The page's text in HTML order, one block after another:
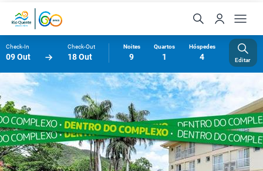
Check-In
09 Out
Check-Out
18 Out
Noites
9
Quartos
1
Hóspedes
4 Editar